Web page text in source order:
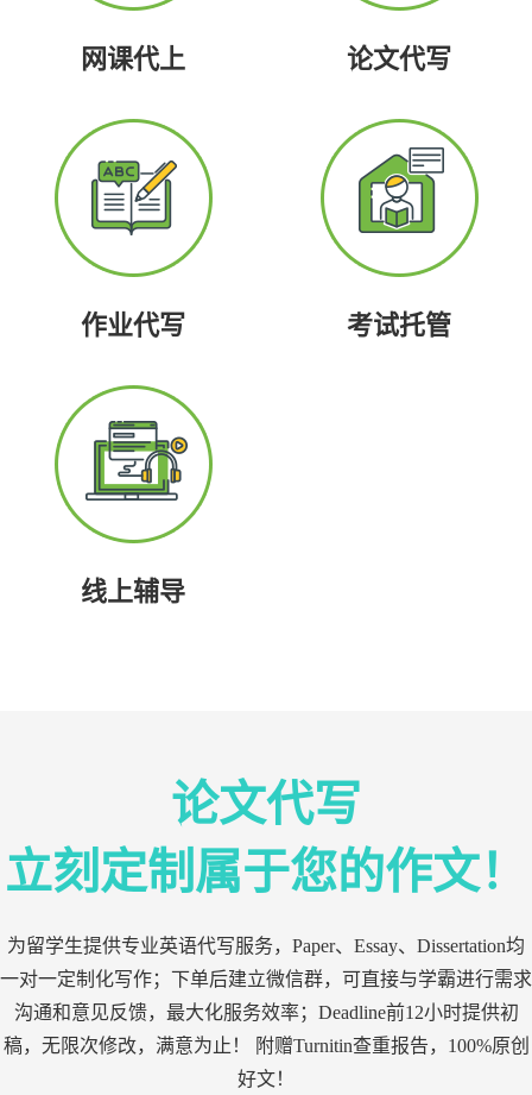
网课代上 论文代写
作业代写 考试托管
线上辅导
论文代写
立刻定制属于您的作文！
为留学生提供专业英语代写服务，Paper、Essay、Dissertation均
一对一定制化写作；下单后建立微信群，可直接与学霸进行需求
沟通和意见反馈，最大化服务效率；Deadline前12小时提供初
稿，无限次修改，满意为止！ 附赠Turnitin查重报告，100%原创
好文！